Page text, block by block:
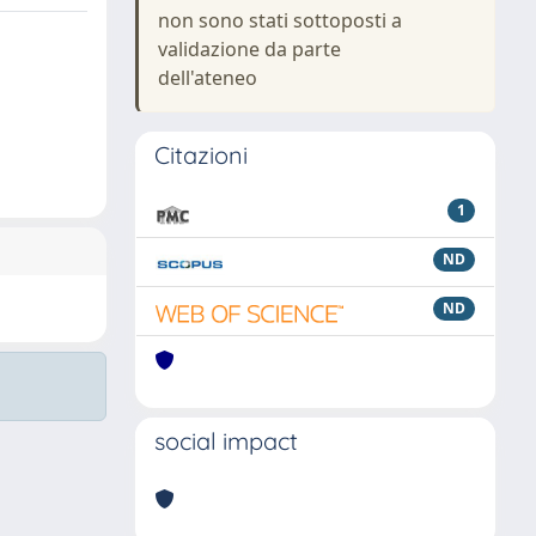
non sono stati sottoposti a
validazione da parte
dell'ateneo
Citazioni
1
ND
ND
social impact